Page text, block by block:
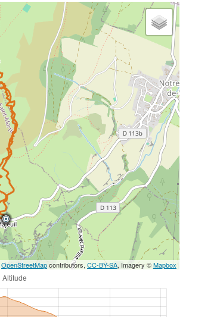
OpenStreetMapcontributors, CC-BY-SA, Imagery ©Mapbox